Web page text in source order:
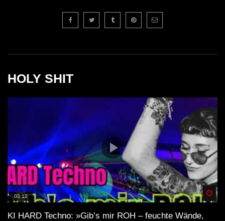
HOLY SHIT
03:12
KI HARD Techno: »Gib’s mir ROH – feuchte Wände,